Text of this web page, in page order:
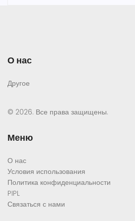
О нас
Другое
© 2026. Все права защищены.
Меню
О нас
Условия использования
Политика конфиденциальности
PIPL
Связаться с нами